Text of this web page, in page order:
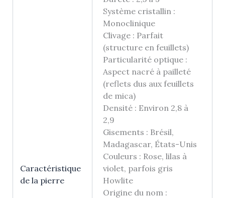
Caractéristique
de la pierre
Système cristallin :
Monoclinique
Clivage : Parfait
(structure en feuillets)
Particularité optique :
Aspect nacré à pailleté
(reflets dus aux feuillets
de mica)
Densité : Environ 2,8 à
2,9
Gisements : Brésil,
Madagascar, États-Unis
Couleurs : Rose, lilas à
violet, parfois gris
Howlite
Origine du nom :